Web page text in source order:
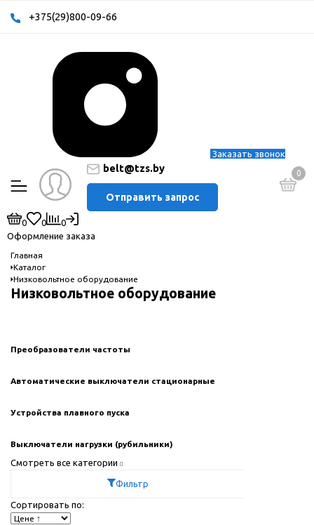
+375(29)800-09-66
Заказать звонок
belt@tzs.by
Отправить запрос
0
0 0
0
Оформление заказа
Главная
Каталог
Низковольтное оборудование
Низковольтное оборудование
Преобразователи частоты
Автоматические выключатели стационарные
Устройства плавного пуска
Выключатели нагрузки (рубильники)
Смотреть все категории
Фильтр
Сортировать по: